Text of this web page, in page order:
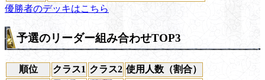
優勝者のデッキはこちら
予選のリーダー組み合わせTOP3
順位 クラス1 クラス2 使用人数（割合）